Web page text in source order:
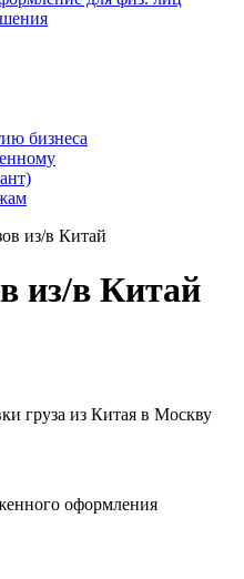
бизнеса
из/в Китай
из/в Китай
груза из Китая в Москву
оформления